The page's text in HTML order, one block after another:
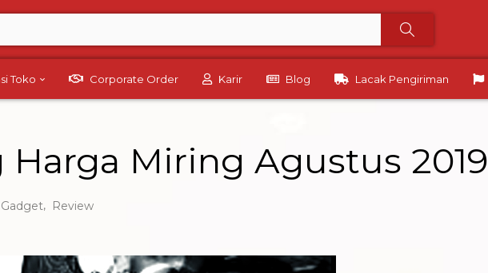
Toko Corporate Order Karir Blog Lacak Pengiriman
Miring Agustus 2019
Gadget, Review